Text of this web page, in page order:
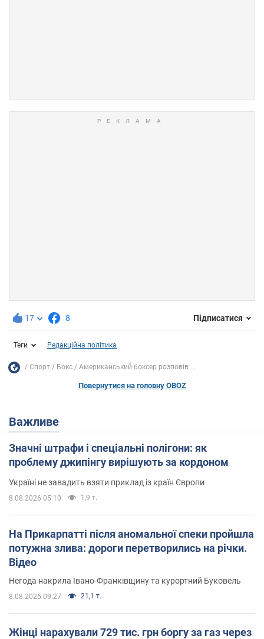
17 8 Підписатися
Теги Редакційна політика
Спорт Бокс Американський боксер розповів ...
Повернутися на головну OBOZ
Важливе
Значні штрафи і спеціальні полігони: як
проблему джипінгу вирішують за кордоном
Україні не завадить взяти приклад із країн Європи
8.08.2026 05:10 1,9 т.
На Прикарпатті після аномальної спеки пройшла
потужна злива: дороги перетворились на річки.
Відео
Негода накрила Івано-Франківщину та курортний Буковель
8.08.2026 09:27 21,1 т.
Жінці нарахували 729 тис. грн боргу за газ через